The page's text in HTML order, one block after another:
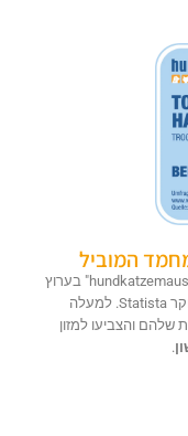
זכינו בתואר "המותג המוביל"! מגזין הטלוויזיה "hundkatzemaus" בערוץ
VOX השיק סקר ענק בשיתוף חברת המחקר Statista. למעלה
שלהם והצביעו למזון
.